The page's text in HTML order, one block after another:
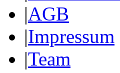
|AGB
|Impressum
|Team